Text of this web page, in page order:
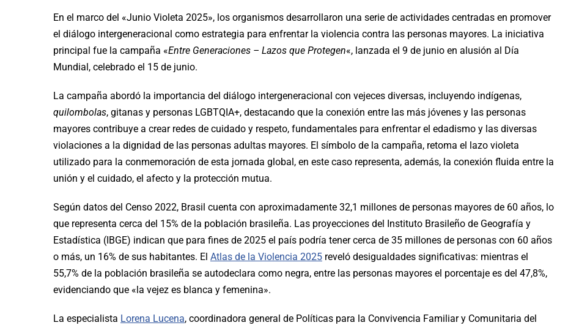
En el marco del «Junio Violeta 2025», los organismos desarrollaron una serie de actividades centradas en promover
el diálogo intergeneracional como estrategia para enfrentar la violencia contra las personas mayores. La iniciativa
principal fue la campaña «Entre Generaciones – Lazos que Protegen«, lanzada el 9 de junio en alusión al Día
Mundial, celebrado el 15 de junio.
La campaña abordó la importancia del diálogo intergeneracional con vejeces diversas, incluyendo indígenas,
quilombolas, gitanas y personas LGBTQIA+, destacando que la conexión entre las más jóvenes y las personas
mayores contribuye a crear redes de cuidado y respeto, fundamentales para enfrentar el edadismo y las diversas
violaciones a la dignidad de las personas adultas mayores. El símbolo de la campaña, retoma el lazo violeta
utilizado para la conmemoración de esta jornada global, en este caso representa, además, la conexión fluida entre la
unión y el cuidado, el afecto y la protección mutua.
Según datos del Censo 2022, Brasil cuenta con aproximadamente 32,1 millones de personas mayores de 60 años, lo
que representa cerca del 15% de la población brasileña. Las proyecciones del Instituto Brasileño de Geografía y
Estadística (IBGE) indican que para fines de 2025 el país podría tener cerca de 35 millones de personas con 60 años
o más, un 16% de sus habitantes. El Atlas de la Violencia 2025 reveló desigualdades significativas: mientras el
55,7% de la población brasileña se autodeclara como negra, entre las personas mayores el porcentaje es del 47,8%,
evidenciando que «la vejez es blanca y femenina».
La especialista Lorena Lucena, coordinadora general de Políticas para la Convivencia Familiar y Comunitaria del